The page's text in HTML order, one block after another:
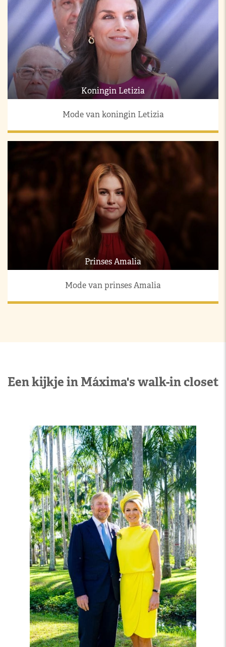
Koningin Letizia
Mode van koningin Letizia
Prinses Amalia
Mode van prinses Amalia
Een kijkje in Máxima's walk-in closet